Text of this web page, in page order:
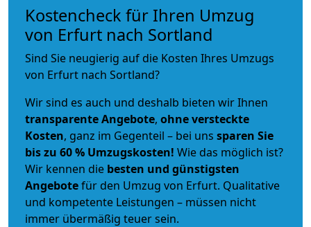
Kostencheck für Ihren Umzug
von Erfurt nach Sortland
Sind Sie neugierig auf die Kosten Ihres Umzugs
von Erfurt nach Sortland?
Wir sind es auch und deshalb bieten wir Ihnen
transparente Angebote, ohne versteckte
Kosten, ganz im Gegenteil – bei uns sparen Sie
bis zu 60 % Umzugskosten! Wie das möglich ist?
Wir kennen die besten und günstigsten
Angebotefür den Umzug von Erfurt. Qualitative
und kompetente Leistungen – müssen nicht
immer übermäßig teuer sein.